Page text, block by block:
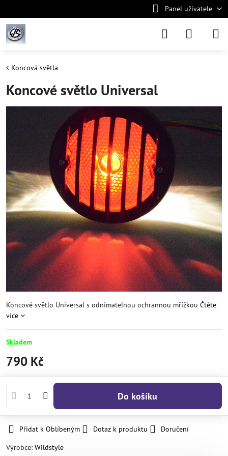
Panel uživatele
Koncová světla
Koncové světlo Universal
Koncové světlo Universal s odnimatelnou ochrannou mřížkou Čtěte
více
Skladem
790 Kč
Do košíku
Přidat k Oblíbeným Dotaz k produktu
Doručení
Výrobce: Wildstyle